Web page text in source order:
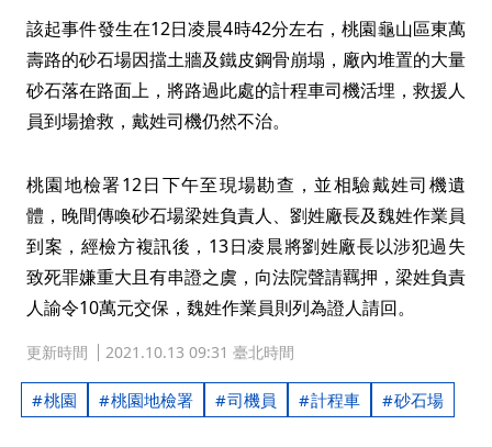
該起事件發生在12日凌晨4時42分左右，桃園龜山區東萬
壽路的砂石場因擋土牆及鐵皮鋼骨崩塌，廠內堆置的大量
砂石落在路面上，將路過此處的計程車司機活埋，救援人
員到場搶救，戴姓司機仍然不治。
桃園地檢署12日下午至現場勘查，並相驗戴姓司機遺
體，晚間傳喚砂石場梁姓負責人、劉姓廠長及魏姓作業員
到案，經檢方複訊後，13日凌晨將劉姓廠長以涉犯過失
致死罪嫌重大且有串證之虞，向法院聲請羈押，梁姓負責
人諭令10萬元交保，魏姓作業員則列為證人請回。
更新時間 2021.10.13 09:31 臺北時間
桃園 桃園地檢署 司機員 計程車 砂石場